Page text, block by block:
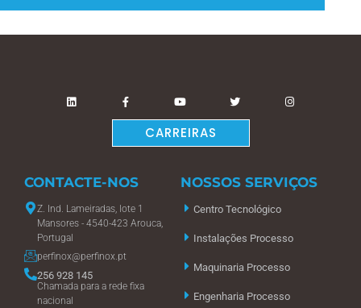
CARREIRAS
CONTACTE-NOS
Z. Ind. Lameiradas, lote 1
Mansores - 4540-423 Arouca,
Portugal
perfinox@perfinox.pt
256 928 145
Chamada para a rede fixa
nacional
NOSSOS SERVIÇOS
Centro Tecnológico
Instalações Processo
Maquinaria Processo
Engenharia Processo